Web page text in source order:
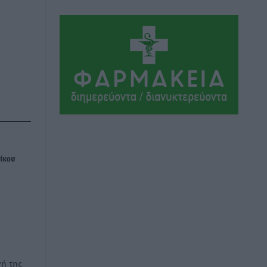
της
προόδου η ίδρυση Ακαδημίας
πριν 3 ώρες
Ιππότες: Με το βλέμμα στραμμένο στο
μέλλον
Αθλητικά• πριν 3 ώρες